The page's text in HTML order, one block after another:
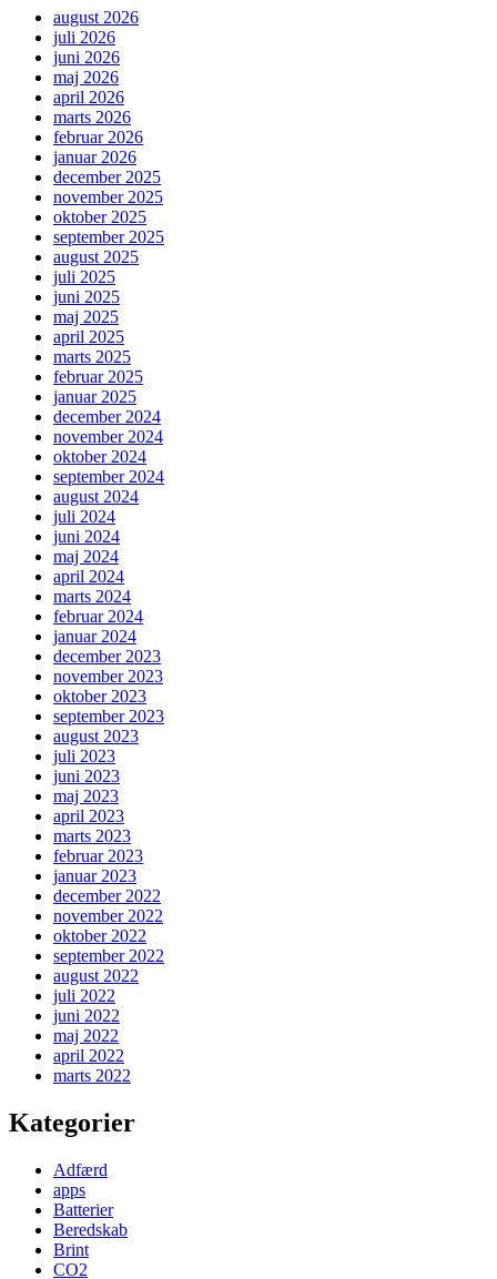
august 2026
juli 2026
juni 2026
maj 2026
april 2026
marts 2026
februar 2026
januar 2026
december 2025
november 2025
oktober 2025
september 2025
august 2025
juli 2025
juni 2025
maj 2025
april 2025
marts 2025
februar 2025
januar 2025
december 2024
november 2024
oktober 2024
september 2024
august 2024
juli 2024
juni 2024
maj 2024
april 2024
marts 2024
februar 2024
januar 2024
december 2023
november 2023
oktober 2023
september 2023
august 2023
juli 2023
juni 2023
maj 2023
april 2023
marts 2023
februar 2023
januar 2023
december 2022
november 2022
oktober 2022
september 2022
august 2022
juli 2022
juni 2022
maj 2022
april 2022
marts 2022
Kategorier
Adfærd
apps
Batterier
Beredskab
Brint
CO2